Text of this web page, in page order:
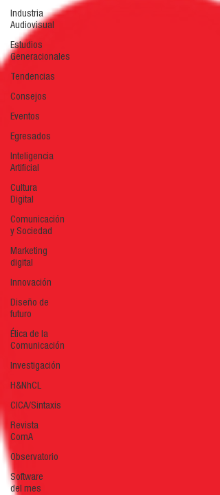
Industria
Audiovisual
Estudios
Generacionales
Tendencias
Consejos
Eventos
Egresados
Inteligencia
Artificial
Cultura
Digital
Comunicación
y Sociedad
Marketing
digital
Innovación
Diseño de
futuro
Ética de la
Comunicación
Investigación
H&NhCL
CICA/Sintaxis
Revista
ComA
Observatorio
Software
del mes